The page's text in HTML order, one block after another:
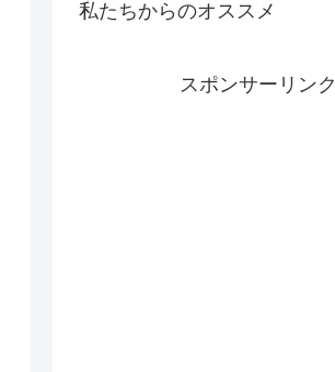
私たちからのオススメ
スポンサーリンク